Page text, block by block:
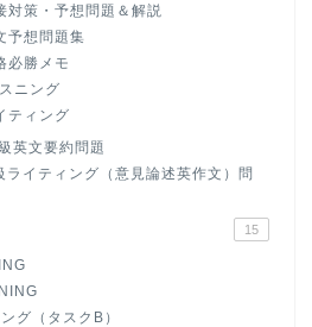
対策・予想問題＆解説
予想問題集
必勝メモ
ニング
ティング
英文要約問題
ライティング（意見論述英作文）問
15
グ（タスクB）